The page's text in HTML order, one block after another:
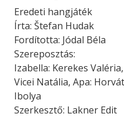
Eredeti hangjáték
Írta: Štefan Hudak
Fordította: Jódal Béla
Szereposztás:
Izabella: Kerekes
Vicei Natália, Apa:
Ibolya
Szerkesztő: Lakner Edit